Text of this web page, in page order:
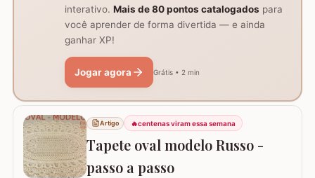
interativo. Mais de 80 pontos catalogados para
você aprender de forma divertida — e ainda
ganhar XP!
Jogar agora Grátis • 2 min
Artigo 🔥centenas viram essa semana
Tapete oval modelo Russo -
passo a passo